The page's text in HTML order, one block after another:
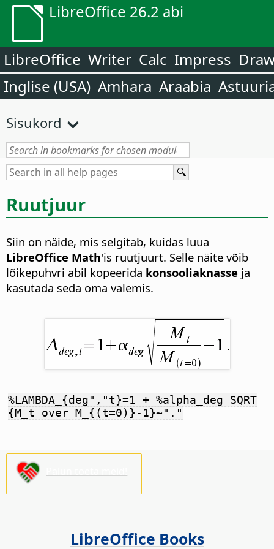
LibreOffice 26.2 abi
LibreOffice Writer Calc Impress
Inglise (USA) Amhara Araabia
Sisukord
Ruutjuur
Siin on näide, mis selgitab, kuidas luua
LibreOffice Math'is ruutjuurt. Selle näite võib
lõikepuhvri abil kopeerida konsooliaknasse ja
kasutada seda oma valemis.
%LAMBDA_{deg","t}=1 + %alpha_deg SQRT
{M_t over M_{(t=0)}-1}~"."
LibreOffice Books